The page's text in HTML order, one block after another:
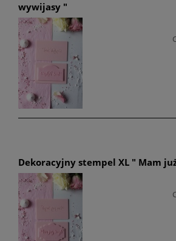
wywijasy "
Dekoracyjny stempel XL " Mam